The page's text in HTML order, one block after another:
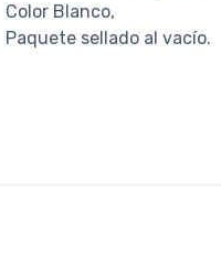
Color Blanco,
Paquete sellado al vacío.